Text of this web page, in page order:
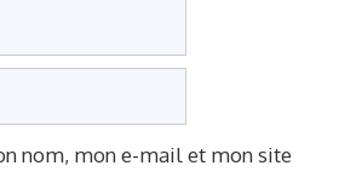
nom, mon e-mail et mon site